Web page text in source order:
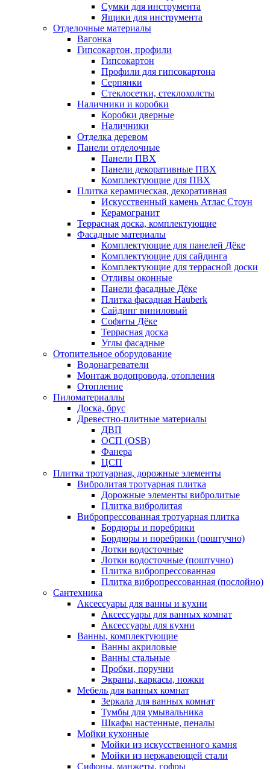
Сумки для инструмента
Ящики для инструмента
Отделочные материалы
Вагонка
Гипсокартон, профили
Гипсокартон
Профили для гипсокартона
Серпянки
Стеклосетки, стеклохолсты
Наличники и коробки
Коробки дверные
Наличники
Отделка деревом
Панели отделочные
Панели ПВХ
Панели декоративные ПВХ
Комплектующие для ПВХ
Плитка керамическая, декоративная
Искусственный камень Атлас Стоун
Керамогранит
Террасная доска, комплектующие
Фасадные материалы
Комплектующие для панелей Дёке
Комплектующие для сайдинга
Комплектующие для террасной доски
Отливы оконные
Панели фасадные Дёке
Плитка фасадная Hauberk
Сайдинг виниловый
Софиты Дёке
Террасная доска
Углы фасадные
Отопительное оборудование
Водонагреватели
Монтаж водопровода, отопления
Отопление
Пиломатериаллы
Доска, брус
Древестно-плитные материалы
ДВП
ОСП (OSB)
Фанера
ЦСП
Плитка тротуарная, дорожные элементы
Вибролитая тротуарная плитка
Дорожные элементы вибролитые
Плитка вибролитая
Вибропрессованная тротуарная плитка
Бордюры и поребрики
Бордюры и поребрики (поштучно)
Лотки водосточные
Лотки водосточные (поштучно)
Плитка вибропрессованная
Плитка вибропрессованная (послойно)
Сантехника
Аксессуары для ванны и кухни
Аксессуары для ванных комнат
Аксессуары для кухни
Ванны, комплектующие
Ванны акриловые
Ванны стальные
Пробки, поручни
Экраны, каркасы, ножки
Мебель для ванных комнат
Зеркала для ванных комнат
Тумбы для умывальника
Шкафы настенные, пеналы
Мойки кухонные
Мойки из искусственного камня
Мойки из нержавеющей стали
Сифоны, манжеты, гофры